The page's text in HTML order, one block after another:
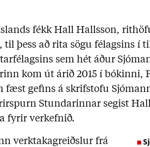
fékk Hall Hallsson,
þess að rita sögu félagsins í
sem hét áður
kom út árið 2015 í bókinni,
fæst gefins á skrifstofu
Stundarinnar segist
fyrir verkefnið.
verktakagreiðslur frá